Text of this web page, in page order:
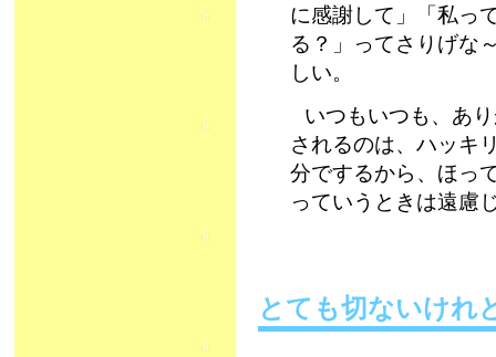
に感謝して」「私っ
る？」ってさりげな
しい。
いつもいつも、あ
されるのは、ハッキ
分でするから、ほっ
っていうときは遠慮
とても切ないけれ